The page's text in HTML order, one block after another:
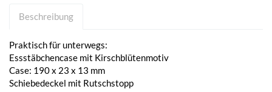
Beschreibung
Praktisch für unterwegs:
Essstäbchencase mit Kirschblütenmotiv
Case: 190 x 23 x 13 mm
Schiebedeckel mit Rutschstopp